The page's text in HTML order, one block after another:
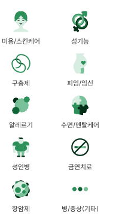
미용/스킨케어 성기능
구충제 피임/임신
알레르기 수면/멘탈케어
성인병 금연치료
항암제 병/증상(기타)